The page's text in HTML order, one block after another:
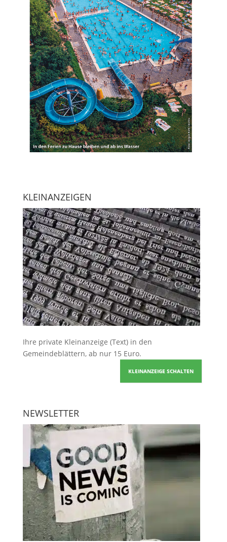
KLEINANZEIGEN
Ihre private Kleinanzeige (Text) in den
Gemeindeblättern, ab nur 15 Euro.
KLEINANZEIGE SCHALTEN
NEWSLETTER